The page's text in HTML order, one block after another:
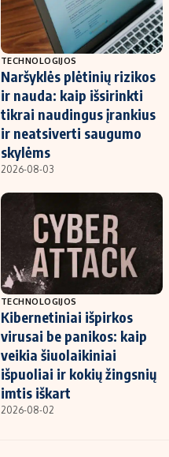
TECHNOLOGIJOS
Naršyklės plėtinių rizikos
ir nauda: kaip išsirinkti
tikrai naudingus įrankius
ir neatsiverti saugumo
skylėms
2026-08-03
TECHNOLOGIJOS
Kibernetiniai išpirkos
virusai be panikos: kaip
veikia šiuolaikiniai
išpuoliai ir kokių žingsnių
imtis iškart
2026-08-02